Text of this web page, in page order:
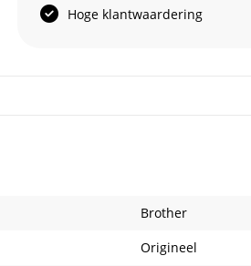
Hoge klantwaardering
Brother
Origineel